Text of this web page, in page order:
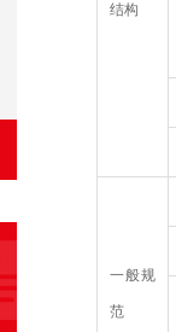
结构
一般规
范